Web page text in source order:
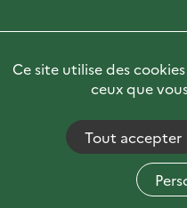
Espace presse
Photofor
Accessibilité :
Mentions
Ce site utilise des
ceux que
Tout accepter